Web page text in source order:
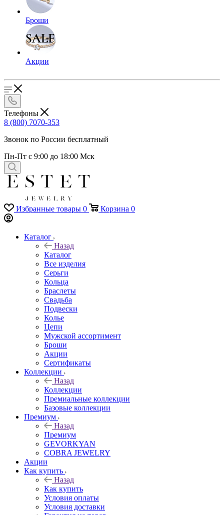
Броши
Акции
Телефоны
8 (800) 7070-353
Звонок по России бесплатный
Пн-Пт с 9:00 до 18:00 Мск
Избранные товары 0 Корзина 0
Каталог
Назад
Каталог
Все изделия
Серьги
Кольца
Браслеты
Свадьба
Подвески
Колье
Цепи
Мужской ассортимент
Броши
Акции
Сертификаты
Коллекции
Назад
Коллекции
Премиальные коллекции
Базовые коллекции
Премиум
Назад
Премиум
GEVORKYAN
COBRA JEWELRY
Акции
Как купить
Назад
Как купить
Условия оплаты
Условия доставки